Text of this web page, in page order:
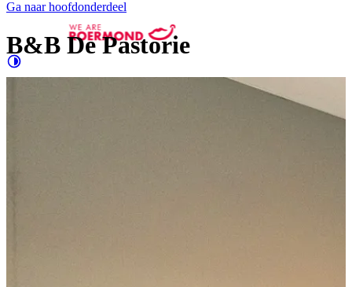
Ga naar hoofdonderdeel
B&B De Pastorie